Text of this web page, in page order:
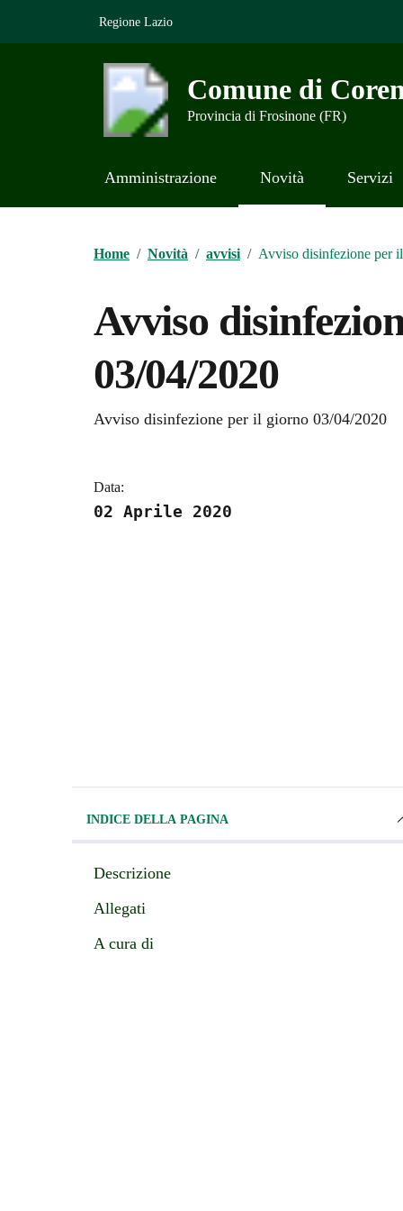
Regione Lazio
Comune di
Provincia di Frosinone (FR)
Amministrazione Novità Servizi
Home / Novità / avvisi / Avviso disinfezione per
Avviso
03/04/2020
Dettagli della notizia
Avviso disinfezione per il giorno 03/04/2020
Data:
02 Aprile 2020
INDICE DELLA PAGINA
Descrizione
Allegati
A cura di